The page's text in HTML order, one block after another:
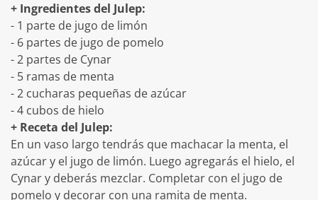
+ Ingredientes del Julep:
- 1 parte de jugo de limón
- 6 partes de jugo de pomelo
- 2 partes de Cynar
- 5 ramas de menta
- 2 cucharas pequeñas de azúcar
- 4 cubos de hielo
+ Receta del Julep:
En un vaso largo tendrás que machacar la menta, el
azúcar y el jugo de limón. Luego agregarás el hielo, el
Cynar y deberás mezclar. Completar con el jugo de
pomelo y decorar con una ramita de menta.